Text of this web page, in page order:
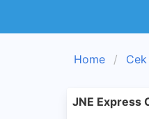
Home
JNE Express